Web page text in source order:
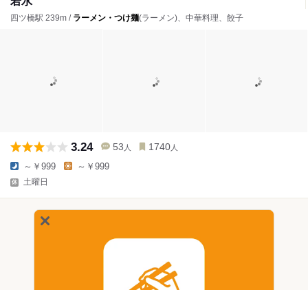
四ツ橋駅 239m / ラーメン・つけ麺(ラーメン)、中華料理、餃子
3.24 53 人 1740 人
～￥999 ～￥999
土曜日